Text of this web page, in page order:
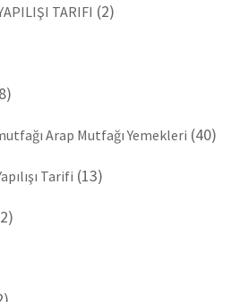
TARIFI (2)
Arap Mutfağı Yemekleri (40)
Tarifi (13)